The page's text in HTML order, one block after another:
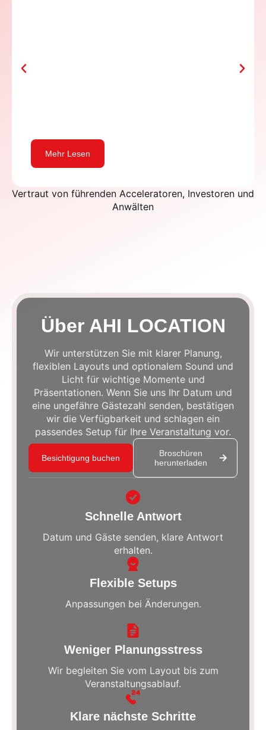
Mehr Lesen
Vertraut von führenden Acceleratoren, Investoren und
Anwälten
Über AHI LOCATION
Wir unterstützen Sie mit klarer Planung,
flexiblen Layouts und optionalem Sound und
Licht für wichtige Momente und
Präsentationen. Wenn Sie uns Ihr Datum und
eine ungefähre Gästezahl senden, bestätigen
wir die Verfügbarkeit und schlagen ein
passendes Setup für Ihre Veranstaltung vor.
Besichtigung buchen
Broschüren
herunterladen
Schnelle Antwort
Datum und Gäste senden, klare Antwort
erhalten.
Flexible Setups
Anpassungen bei Änderungen.
Weniger Planungsstress
Wir begleiten Sie vom Layout bis zum
Veranstaltungsablauf.
Klare nächste Schritte